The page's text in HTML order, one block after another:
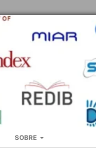
SOBRE